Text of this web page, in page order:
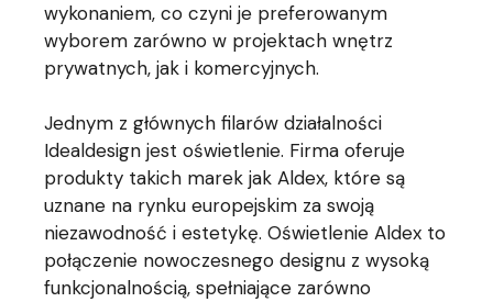
wykonaniem, co czyni je preferowanym
wyborem zarówno w projektach wnętrz
prywatnych, jak i komercyjnych.
Jednym z głównych filarów działalności
Idealdesign jest oświetlenie. Firma oferuje
produkty takich marek jak Aldex, które są
uznane na rynku europejskim za swoją
niezawodność i estetykę. Oświetlenie Aldex to
połączenie nowoczesnego designu z wysoką
funkcjonalnością, spełniające zarówno